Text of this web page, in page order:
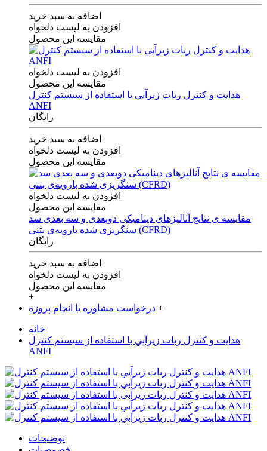
اضافه به سبد خرید
افزودن به لیست دلخواه
مقایسه این محصول
افزودن به لیست دلخواه
مقایسه این محصول
هدايت و كنترل ربات زيرآبي با استفاده از سيستم كنترل
ANFI
رایگان
اضافه به سبد خرید
افزودن به لیست دلخواه
مقایسه این محصول
افزودن به لیست دلخواه
مقایسه این محصول
مقایسه ی‌ نتایج آنالیزهای‌ دینامیکی‌ دوبعدی‌ و‌ سه بعدی‌ سد
سنگریزی‌ شده با‌رویه‌ی‌ بتنی‌ (CFRD)
رایگان
اضافه به سبد خرید
افزودن به لیست دلخواه
مقایسه این محصول
+
درخواست مشاوره یا انجام پروژه +
خانه
هدايت و كنترل ربات زيرآبي با استفاده از سيستم كنترل
ANFI
توضیحات